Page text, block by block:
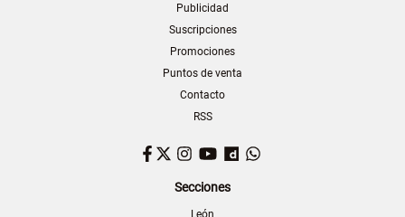
Publicidad
Suscripciones
Promociones
Puntos de venta
Contacto
RSS
Facebook
TwitterInstagram
YouTubeDailymotion
Secciones